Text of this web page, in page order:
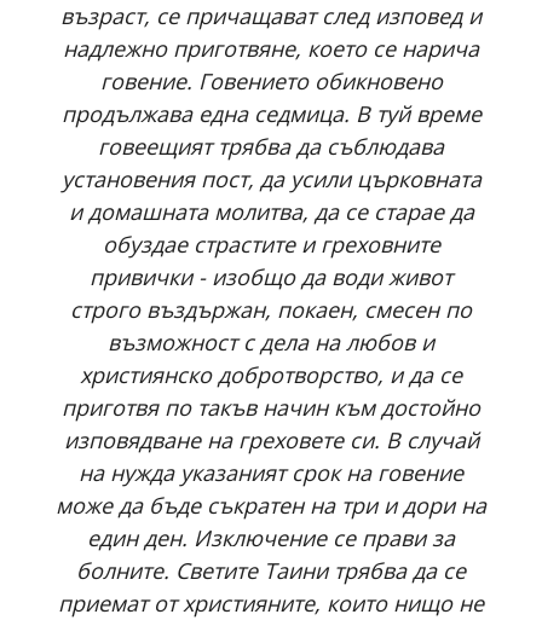
възраст, се причащават след изповед и
надлежно приготвяне, което се нарича
говение. Говението обикновено
продължава една седмица. В туй време
говеещият трябва да съблюдава
установения пост, да усили църковната
и домашната молитва, да се старае да
обуздае страстите и греховните
привички - изобщо да води живот
строго въздържан, покаен, смесен по
възможност с дела на любов и
християнско добротворство, и да се
приготвя по такъв начин към достойно
изповядване на греховете си. В случай
на нужда указаният срок на говение
може да бъде съкратен на три и дори на
един ден. Изключение се прави за
болните. Светите Таини трябва да се
приемат от християните, които нищо не